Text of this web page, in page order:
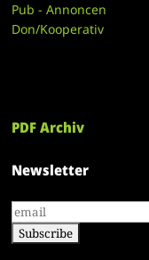
Pub - Annoncen
Don/Kooperativ
PDF Archiv
Newsletter